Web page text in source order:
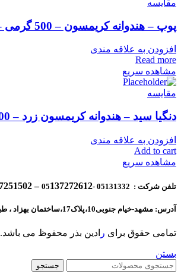
مقایسه
پوپ – هندوانه کریمسون – 500 گرمی – 2024
افزودن به علاقه مندی
Read more
مشاهده سریع
مقایسه
دنگیا سید – هندوانه کریمسون زرد – 100 گرمی – 2021
افزودن به علاقه مندی
Add to cart
مشاهده سریع
تلفن شرکت : 05131332 -05 137272612 – 05137251502
آدرس: مشهد-خیام جنوبی10،پلاک17،ساختمان بهزاد ، طبقه دوم ، واحد6
تمامی حقوق برای ر ادین بذر محفوظ می باشد.
بستن
جستجو